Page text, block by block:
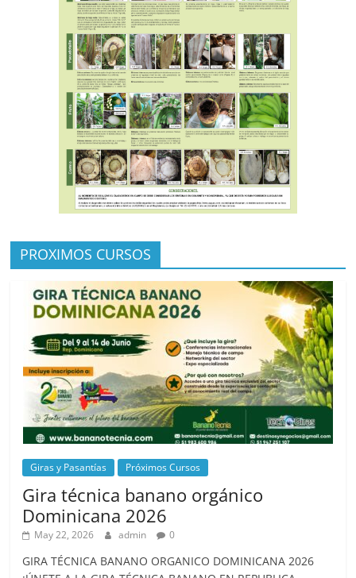
PROXIMOS CURSOS
Giras y Pasantías Próximos Cursos
Gira técnica banano orgánico
Dominicana 2026
May 22, 2026 admin 0
GIRA TÉCNICA BANANO ORGANICO DOMINICANA 2026